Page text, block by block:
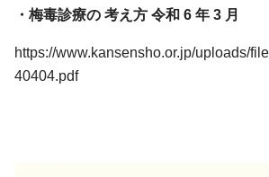
・梅毒診療の 考え方 令和 6 年 3 月
https://www.kansensho.or.jp/uploads/
40404.pdf